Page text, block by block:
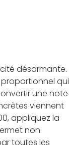
désarmante.
qui
une note
viennent
appliquez la
non
toutes les